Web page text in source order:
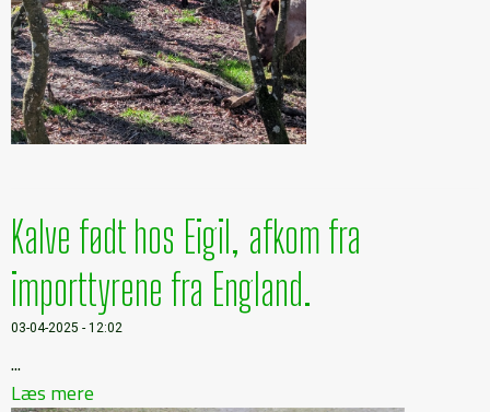
Kalve født hos Eigil, afkom fra
importtyrene fra England.
03-04-2025 - 12:02
...
Læs mere